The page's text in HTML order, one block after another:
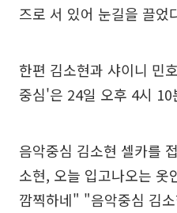
즈로 서 있어 눈길을 끌었
한편 김소현과 샤이니 민
중심'은 24일 오후 4시
음악중심 김소현 셀카를
소현, 오늘 입고나오는
깜찍하네" "음악중심 김